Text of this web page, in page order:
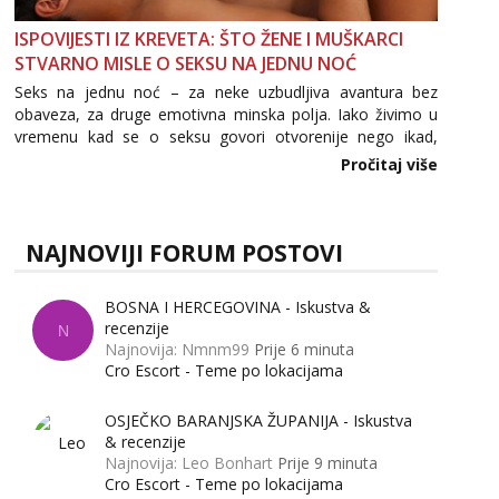
Anđela
Čekam tvoj poziv!
Tel:064/677-677- Kod: #142
tel:0,93€ - mob:1,12€ min
ISPOVIJESTI IZ KREVETA: ŠTO ŽENE I MUŠKARCI
STVARNO MISLE O SEKSU NA JEDNU NOĆ
Seks na jednu noć – za neke uzbudljiva avantura bez
obaveza, za druge emotivna minska polja. Iako živimo u
vremenu kad se o seksu govori otvorenije nego ikad,
tema „jedne noći strasti“ i dalje izaziva burne rasprave. Što
Pročitaj više
NAJNOVIJI FORUM POSTOVI
N
BOSNA I HERCEGOVINA - Iskustva &
recenzije
Najnovija: Nmnm99 Prije 6 minuta
Cro Escort - Teme po lokacijama
OSJEČKO BARANJSKA ŽUPANIJA - Iskustva
& recenzije
Najnovija: Leo Bonhart Prije 9 minuta
Cro Escort - Teme po lokacijama